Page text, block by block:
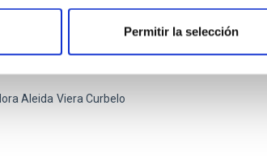
Permitir la selección
de Mecatrónica
de Mecatrónica ofrece un espacio
Aleida Viera Curbelo